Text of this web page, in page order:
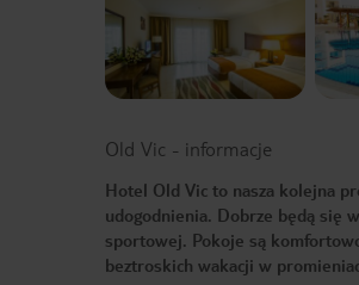
Old Vic - informacje
Hotel Old Vic to nasza kolejna
udogodnienia. Dobrze będą się
sportowej. Pokoje są
beztroskich wakacji w